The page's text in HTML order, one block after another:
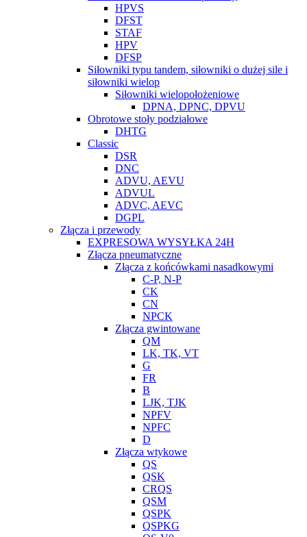
HPVS
DFST
STAF
HPV
DFSP
Siłowniki typu tandem, siłowniki o dużej sile i
siłowniki wielop
Siłowniki wielopołożeniowe
DPNA, DPNC, DPVU
Obrotowe stoły podziałowe
DHTG
Classic
DSR
DNC
ADVU, AEVU
ADVUL
ADVC, AEVC
DGPL
Złącza i przewody
EXPRESOWA WYSYŁKA 24H
Złącza pneumatyczne
Złącza z końcówkami nasadkowymi
C-P, N-P
CK
CN
NPCK
Złącza gwintowane
QM
LK, TK, VT
G
FR
B
LJK, TJK
NPFV
NPFC
D
Złącza wtykowe
QS
QSK
CRQS
QSM
QSPK
QSPKG